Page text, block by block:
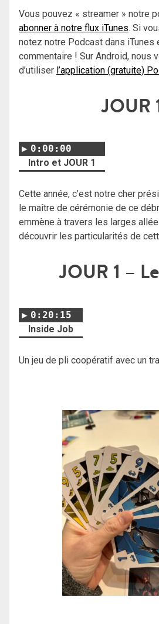
Vous pouvez « streamer » notre
abonner à notre flux iTunes. Si
notez notre Podcast dans iTunes
commentaire ! Sur Android, nous
d’utiliser l’application (gratuite)
JOUR
0:00:00
Intro et JOUR 1
Cette année, c’est notre cher
le maître de cérémonie de ce
emmène à travers les larges
découvrir les particularités de
JOUR 1 –
0:20:15
Inside Job
Un jeu de pli coopératif avec un